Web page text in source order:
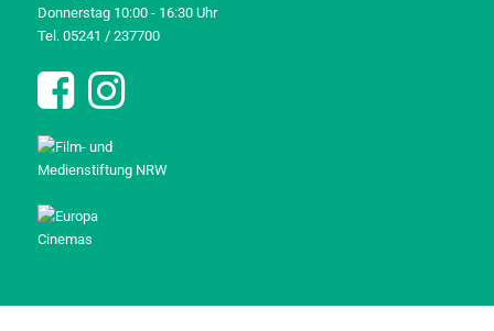
Donnerstag 10:00 - 16:30 Uhr
Tel. 05241 / 237700